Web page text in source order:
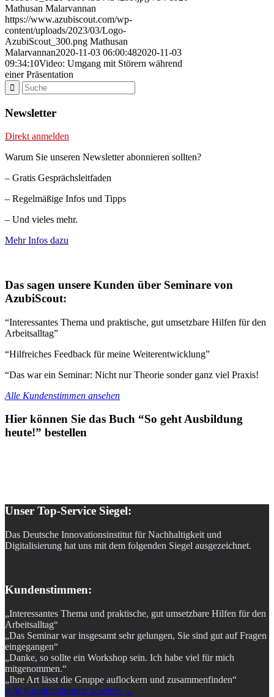
Mathusan Malarvannan
https://www.azubiscout.com/wp-
content/uploads/2023/03/Logo-
AzubiScout_300.png Mathusan
Malarvannan2020-11-03 06:00:482020-11-03
09:34:10Video: Umgang mit Störern während
einer Präsentation
Newsletter
Direkt anmelden
Warum Sie unseren Newsletter abonnieren sollten?
– Gratis Gesprächsleitfaden
– Regelmäßige Infos und Tipps
– Und vieles mehr.
Mehr Infos dazu
Das sagen unsere Kunden über Seminare von
AzubiScout:
“Interessantes Thema und praktische, gut umsetzbare Hilfen für den
Arbeitsalltag”
“Hilfreiches Feedback für meine Weiterentwicklung”
“Das war ein Seminar: Nicht nur Theorie sonder ganz viel Praxis!
Alle Kundenstimmen ansehen
Hier können Sie das Buch “So geht Ausbildung
heute!” bestellen
Unser Top-Service Siegel:
Das Deutsche Innovationsinstitut für Nachhaltigkeit und
Digitalisierung hat uns mit dem folgenden Siegel ausgezeichnet.
Kundenstimmen:
„Interessantes Thema und praktische, gut umsetzbare Hilfen für den
Arbeitsalltag“
„Das Seminar war insgesamt sehr gelungen, Sie sind gut auf Fragen
eingegangen“
„Danke, so sollte ein Workshop sein. Ich habe viel für mich
mitgenommen.“
„Ihre Art lässt die Gruppe auflockern und zusammenfinden“
Alle Kundenstimmen ansehen →